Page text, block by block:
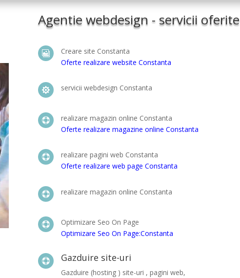
Agentie webdesign - servicii oferite

Creare site Constanta
Oferte realizare website Constanta
 servicii webdesign Constanta

realizare magazin online Constanta
Oferte realizare magazine online Constanta

realizare pagini web Constanta
Oferte realizare web page Constanta
 realizare magazin online Constanta

Optimizare Seo On Page
Optimizare Seo On Page:Constanta
 Gazduire site-uri
Gazduire (hosting ) site-uri , pagini web,